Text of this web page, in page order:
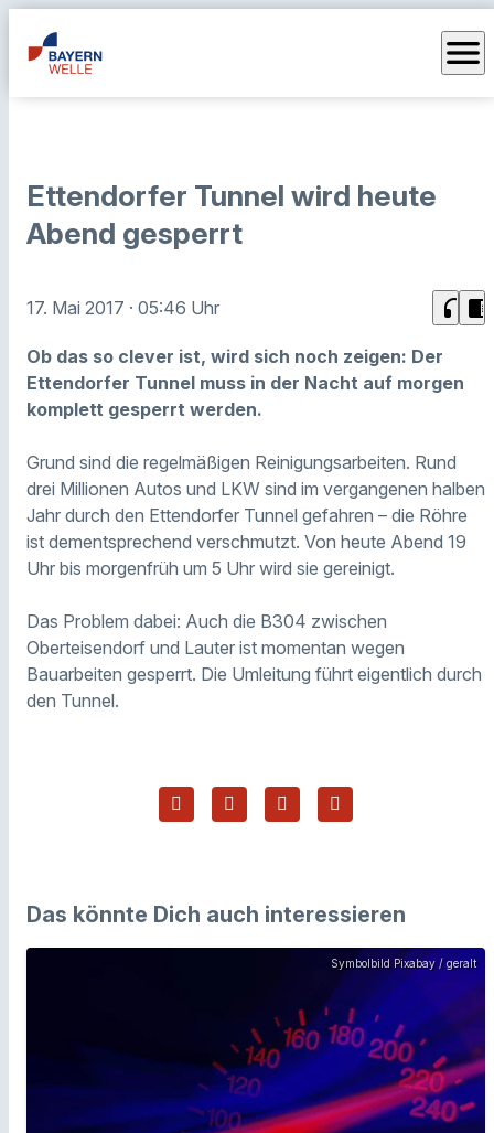
menu
Ettendorfer Tunnel wird heute
Abend gesperrt
17. Mai 2017 · 05:46 Uhr headphones chrome_reader_mode
Ob das so clever ist, wird sich noch zeigen: Der
Ettendorfer Tunnel muss in der Nacht auf morgen
komplett gesperrt werden.
Grund sind die regelmäßigen Reinigungsarbeiten. Rund
drei Millionen Autos und LKW sind im vergangenen halben
Jahr durch den Ettendorfer Tunnel gefahren – die Röhre
ist dementsprechend verschmutzt. Von heute Abend 19
Uhr bis morgenfrüh um 5 Uhr wird sie gereinigt.
Das Problem dabei: Auch die B304 zwischen
Oberteisendorf und Lauter ist momentan wegen
Bauarbeiten gesperrt. Die Umleitung führt eigentlich durch
den Tunnel.
Das könnte Dich auch interessieren
Symbolbild Pixabay / geralt